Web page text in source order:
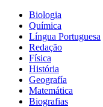
Biologia
Química
Língua Portuguesa
Redação
Física
História
Geografía
Matemática
Biografias